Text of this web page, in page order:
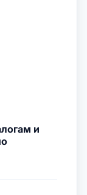
и